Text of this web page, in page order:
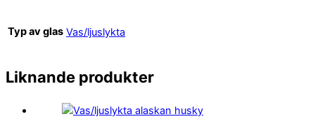
Typ av glas Vas/ljuslykta
Liknande produkter